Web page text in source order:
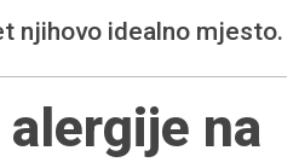
njihovo idealno mjesto.
na